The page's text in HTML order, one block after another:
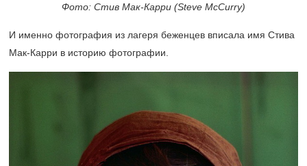
Фото: Стив Мак-Карри (Steve McCurry)
И именно фотография из лагеря беженцев вписала имя Стива
Мак-Карри в историю фотографии.